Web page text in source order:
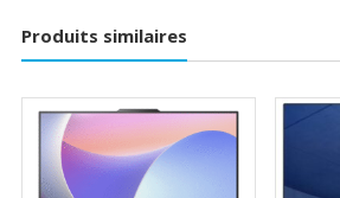
Produits similaires